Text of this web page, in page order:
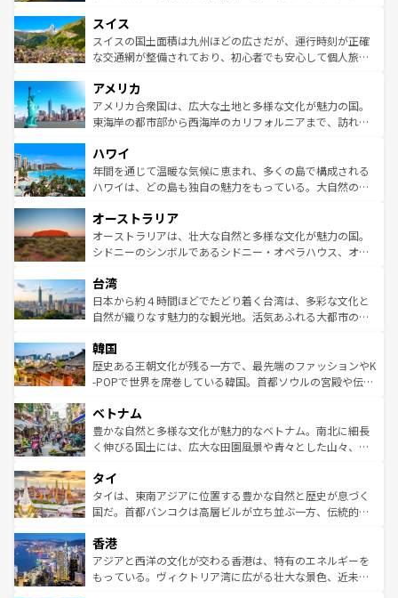
れる地方に足を運ぶとそれぞれで全く異なる文化を体験で
きるだろう。 なお、新着のフランス情報はコンテンツ一覧
を参照してほしい。
は、お酒好きな人にはぜひ体験してほしい。 なお、新着の
ドイツ情報はコンテンツ一覧を参照してほしい。
リアごとに異なる魅力がある。また、優雅なアフタヌーン
ティー、ビール好きにはたまらない英国パブ、サッカー観
戦など、本場だからこそできる体験も豊富。イギリスを旅
ンツ一覧を参照してほしい。
スイス
スイスの国土面積は九州ほどの広さだが、運行時刻が正確
な交通網が整備されており、初心者でも安心して個人旅行
の建物がそのまま残る町や、スイスならではのユニークな
博物館もあり、アルプス観光だけでなく町歩きも満喫する
ことができる。国民の所得が高いため物価も高いが、旅行
ば市内交通費無料で観光を楽しむこともできる。 なお、新
着のスイス情報はコンテンツ一覧 を参照してほしい。
アメリカ
アメリカ合衆国は、広大な土地と多様な文化が魅力の国。
東海岸の都市部から西海岸のカリフォルニアまで、訪れる
のような巨大都市は、観光、ショッピング、エンターテイ
ンメントが詰まった刺激的なスポットだ。一方、アメリカ
西部には大自然が広がり、グランドキャニオンやイエロー
部のニューオーリンズでは、音楽と美食が融合した独特の
文化が魅力。旅行者はアメリカの各地域で異なる魅力を楽
しみながら、その多様性と豊かな歴史を感じることができ
ならではの贅沢な旅のスタイルだ。 なお、新着のアメリカ
情報はコンテンツ一覧を参照してほしい。
ハワイ
年間を通じて温暖な気候に恵まれ、多くの島で構成される
ハワイは、どの島も独自の魅力をもっている。大自然の神
ワイ島は見逃せない。また、定番の観光地といえばオアフ
島だが、静かな自然を求めるならマウイ島やカウアイ島が
おすすめ。エメラルドグリーンに輝く海をはじめ、豊かな
れるおもてなしの心で訪れる人々を迎えてくれるハワイの
人々、おいしいローカルフードやハワイアンミュージッ
ク、伝統的なフラダンスなど、すべてがハワイの魅力を彩
ワイを、存分に味わってほしい。 なお、新着のハワイ情報
はコンテンツ一覧を参照してほしい。
オーストラリア
オーストラリアは、壮大な自然と多様な文化が魅力の国。
シドニーのシンボルであるシドニー・オペラハウス、オー
リアリーフや大陸中央部にそびえるウルル（エアーズロッ
ク）、タスマニアの美しい原生林やケアンズの熱帯雨林な
ど、見どころがたくさん。また、カフェやワイン、オージ
いる。アクティビティも充実しており、サーフィンやダイ
ビング、ハイキングなど、アウトドア好きにはたまらな
い。オーストラリアの多彩な魅力を存分に味わいつくそ
参照してほしい。
台湾
日本から約４時間ほどでたどり着く台湾は、多彩な文化と
自然が織りなす魅力的な観光地。活気あふれる大都市の台
ン）、静ひつな山岳地帯である台湾東部など、都市の喧騒
と山間の静けさが共存しており、訪れる人に新しい発見と
驚きをもたらしてくれる。また、奥深い台湾の食文化も魅
容にもいいと評判のスイーツなど、バラエティ豊かな料理
が味わえる。 なお、新着の台湾情報は コンテンツ一覧を参
照してほしい。
韓国
歴史ある王朝文化が残る一方で、最先端のファッションやK
-POPで世界を席巻している韓国。首都ソウルの宮殿や伝統
き、地方に足を延ばせば四季折々の自然美を楽しむことが
できる。そして、キムチや焼肉、絶品のストリートフード
まで、さまざまな韓国料理が待っている。夜には、韓国な
リティに包まれながら、韓国の多彩な魅力を心ゆくまで味
わってみてほしい。 なお、新着の韓国情報はコンテンツ一
覧を参照してほしい。
ベトナム
豊かな自然と多様な文化が魅力的なベトナム。南北に細長
く伸びる国土には、広大な田園風景や青々とした山々、世
急速な発展と共に伝統が息づく。ハノイの古い町並みやホ
ーチミン市のフランス統治時代の建物も、独特の雰囲気を
醸し出している。また、バラエティの豊かさとおいしさで
とつ。フォーやバインミー、ベトナムコーヒーなどは、ぜ
ひ現地で味わいたい。どの地域を訪れてもあたたかい人々
が旅行者を迎えてくれるので、きっと忘れられない旅にな
タイ
タイは、東南アジアに位置する豊かな自然と歴史が息づく
国だ。首都バンコクは高層ビルが立ち並ぶ一方、伝統的な
の活気が交差している。北部ではチェンマイなどの山岳地
帯で自然と触れ合い、南部ではプーケットやクラビの美し
いビーチでリゾート気分を楽しむことができる。タイ料理
香港
アジアと西洋の文化が交わる香港は、特有のエネルギーを
もっている。ヴィクトリア湾に広がる壮大な景色、近未来